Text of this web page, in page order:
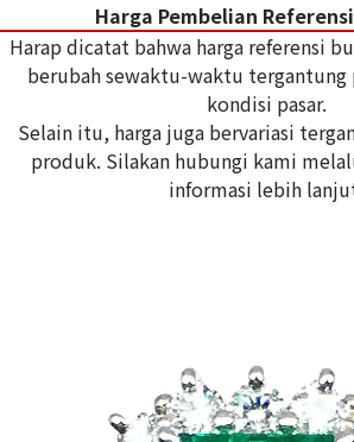
Harga Pembelian Referensi
Harap dicatat bahwa harga referensi
berubah sewaktu-waktu tergantung
kondisi pasar.
Selain itu, harga juga bervariasi
produk. Silakan hubungi kami
informasi lebih